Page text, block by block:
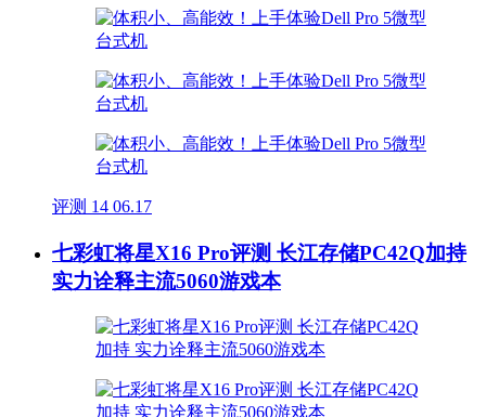
评测 14 06.17
七彩虹将星X16 Pro评测 长江存储PC42Q加持
实力诠释主流5060游戏本